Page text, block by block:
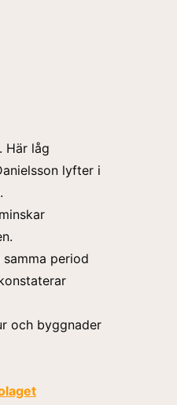
Här låg
lyfter i
period
och byggnader